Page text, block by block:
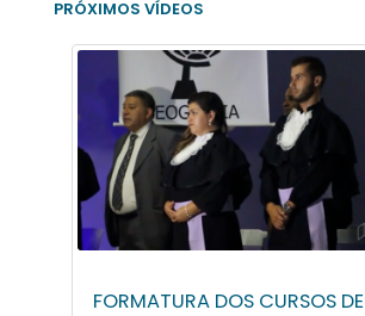
PRÓXIMOS VÍDEOS
FORMATURA DOS CURSOS DE